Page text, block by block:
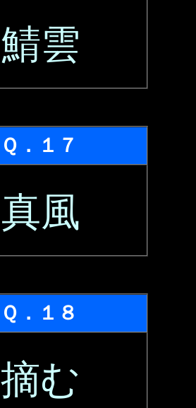
鯖雲
Ｑ．１７
真風
Ｑ．１８
摘む